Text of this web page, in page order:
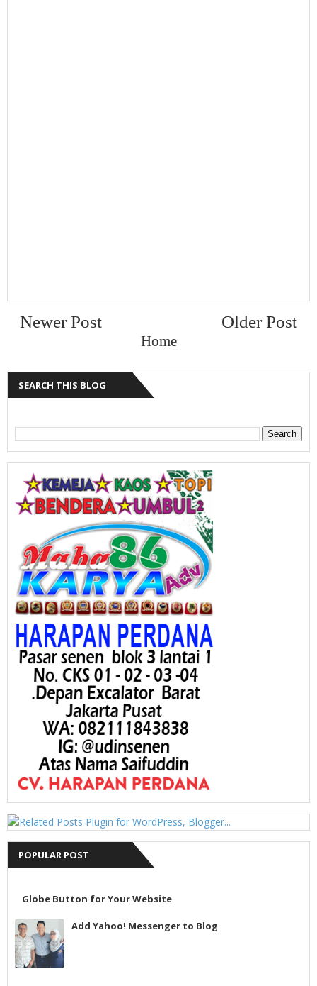
Newer Post Older Post
Home
SEARCH THIS BLOG
POPULAR POST
Globe Button for Your Website
Add Yahoo! Messenger to Blog